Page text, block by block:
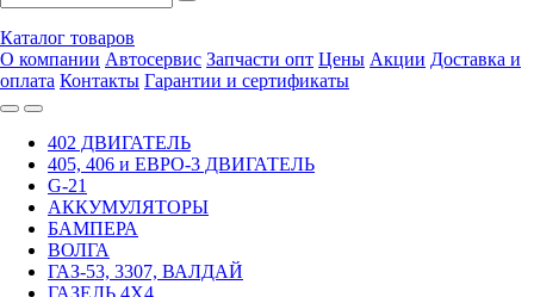
Каталог товаров
О компании Автосервис Запчасти опт Цены Акции Доставка и
оплата Контакты Гарантии и сертификаты
402 ДВИГАТЕЛЬ
405, 406 и ЕВРО-3 ДВИГАТЕЛЬ
G-21
АККУМУЛЯТОРЫ
БАМПЕРА
ВОЛГА
ГАЗ-53, 3307, ВАЛДАЙ
ГАЗЕЛЬ 4Х4